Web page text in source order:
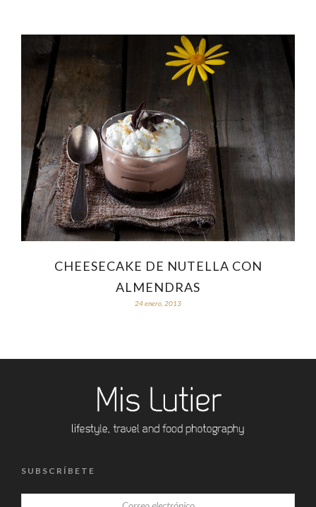
CHEESECAKE DE NUTELLA CON
ALMENDRAS
24 enero, 2013
SUBSCRÍBETE